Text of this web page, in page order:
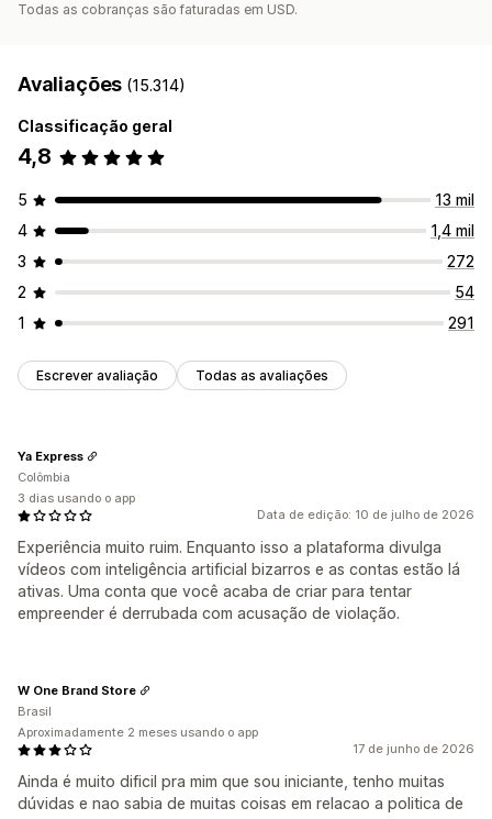
Custo com publicidade Métricas de engajamento
Acompanhamento de conversões
Painéis de controle
Todas as cobranças são faturadas em USD.
Avaliações (15.314)
Classificação geral
4,8
5
13 mil
4
1,4 mil
3
272
2
54
1
291
Escrever avaliação Todas as avaliações
Data de edição: 10 de julho de 2026
Experiência muito ruim. Enquanto isso a plataforma divulga
vídeos com inteligência artificial bizarros e as contas estão lá
ativas. Uma conta que você acaba de criar para tentar
empreender é derrubada com acusação de violação.
Ya Express
Colômbia
3 dias usando o app
17 de junho de 2026
Ainda é muito dificil pra mim que sou iniciante, tenho muitas
dúvidas e nao sabia de muitas coisas em relacao a politica de
W One Brand Store
Brasil
Aproximadamente 2 meses usando o app